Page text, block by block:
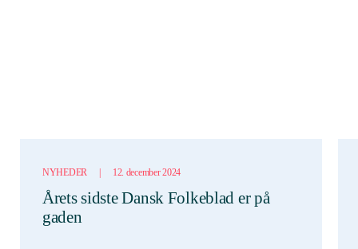
NYHEDER 12. december 2024
Årets sidste Dansk Folkeblad er på
gaden